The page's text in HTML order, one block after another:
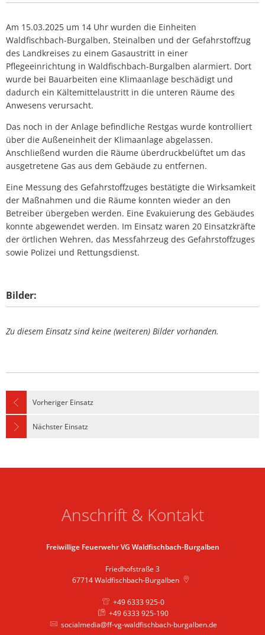
Am 15.03.2025 um 14 Uhr wurden die Einheiten
Waldfischbach-Burgalben, Steinalben und der Gefahrstoffzug
des Landkreises zu einem Gasaustritt in einer
Pflegeeinrichtung in Waldfischbach-Burgalben alarmiert. Dort
wurde bei Bauarbeiten eine Klimaanlage beschädigt und
dadurch ein Kältemittelaustritt in die unteren Räume des
Anwesens verursacht.
Das noch in der Anlage befindliche Restgas wurde kontrolliert
über die Außeneinheit der Klimaanlage abgelassen.
Anschließend wurden die Räume überdruckbelüftet um das
ausgetretene Gas aus dem Gebäude zu entfernen.
Eine Messung des Gefahrstoffzuges bestätigte die Wirksamkeit
der Maßnahmen und die Räume konnten wieder an den
Betreiber übergeben werden. Eine Evakuierung des Gebäudes
konnte abgewendet werden. Im Einsatz waren 20 Einsatzkräfte
der örtlichen Wehren, das Messfahrzeug des Gefahrstoffzuges
sowie Polizei und Rettungsdienst.
Bilder:
Zu diesem Einsatz sind keine (weiteren) Bilder vorhanden.
Vorheriger Einsatz
Nächster Einsatz
Anschrift & Kontakt
Freiwillige Feuerwehr VG Waldfischbach-Burgalben
Friedhofstraße 3
67714 Waldfischbach-Burgalben
+49 6333 925-0
+49 6333 925-190
socialmedia@ff-vg-waldfischbach-burgalben.de